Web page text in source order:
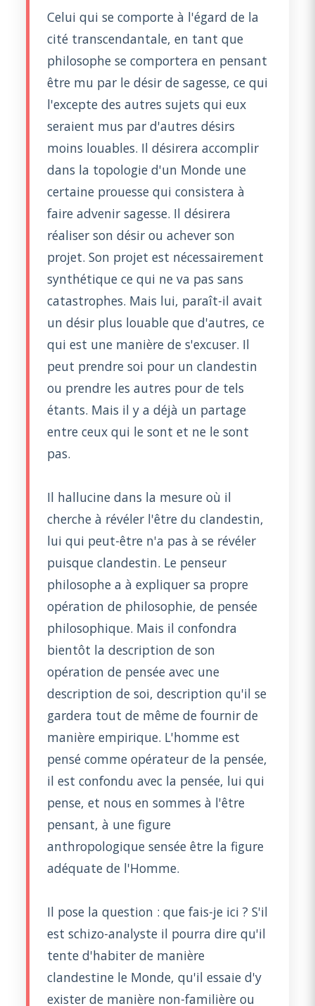
Celui qui se comporte à l'égard de la
cité transcendantale, en tant que
philosophe se comportera en pensant
être mu par le désir de sagesse, ce qui
l'excepte des autres sujets qui eux
seraient mus par d'autres désirs
moins louables. Il désirera accomplir
dans la topologie d'un Monde une
certaine prouesse qui consistera à
faire advenir sagesse. Il désirera
réaliser son désir ou achever son
projet. Son projet est nécessairement
synthétique ce qui ne va pas sans
catastrophes. Mais lui, paraît-il avait
un désir plus louable que d'autres, ce
qui est une manière de s'excuser. Il
peut prendre soi pour un clandestin
ou prendre les autres pour de tels
étants. Mais il y a déjà un partage
entre ceux qui le sont et ne le sont
pas.
Il hallucine dans la mesure où il
cherche à révéler l'être du clandestin,
lui qui peut-être n'a pas à se révéler
puisque clandestin. Le penseur
philosophe a à expliquer sa propre
opération de philosophie, de pensée
philosophique. Mais il confondra
bientôt la description de son
opération de pensée avec une
description de soi, description qu'il se
gardera tout de même de fournir de
manière empirique. L'homme est
pensé comme opérateur de la pensée,
il est confondu avec la pensée, lui qui
pense, et nous en sommes à l'être
pensant, à une figure
anthropologique sensée être la figure
adéquate de l'Homme.
Il pose la question : que fais-je ici ? S'il
est schizo-analyste il pourra dire qu'il
tente d'habiter de manière
clandestine le Monde, qu'il essaie d'y
exister de manière non-familière ou